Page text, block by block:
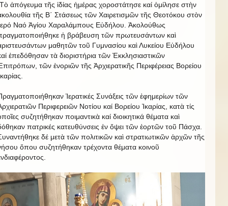
ἀπόγευμα τῆς ἰδίας ἡμέρας χοροστάτησε καί ὁμίλησε στὴν
τῆς Β΄ Στάσεως τῶν Χαιρετισμῶν τῆς Θεοτόκου στὸν
Ναό Ἁγίου Χαραλάμπους Εὐδήλου. Ἀκολούθως
ἡ βράβευση τῶν πρωτευσάντων καὶ
μαθητῶν τοῦ Γυμνασίου καὶ Λυκείου Εὐδήλου
ἐπεδόθησαν τὰ διοριστήρια τῶν Ἐκκλησιαστικῶν
τῶν ἐνοριῶν τῆς Ἀρχιερατικῆς Περιφέρειας Βορείου
Ἱερατικές Συνάξεις τῶν ἐφημερίων τῶν
Περιφερειῶν Νοτίου καί Βορείου Ἰκαρίας, κατὰ τίς
συζητήθηκαν ποιμαντικὰ καί διοικητικά θέματα καὶ
πατρικές κατευθύνσεις ἐν ὄψει τῶν ἑορτῶν τοῦ Πάσχα.
δέ μετὰ τῶν πολιτικῶν καὶ στρατιωτικῶν ἀρχῶν τῆς
ὄπου συζητήθηκαν τρέχοντα θέματα κοινοῦ